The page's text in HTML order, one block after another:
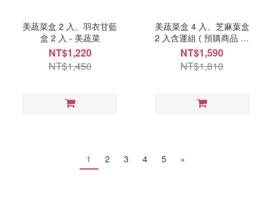
美蔬菜盒 2 入、羽衣甘藍
盒 2 入 - 美蔬菜
NT$1,220
NT$1,450
美蔬菜盒 4 入、芝麻葉盒
2 入含運組 ( 預購商品 每
週一、三出貨 ) - 美蔬菜
NT$1,590
NT$1,810
1 2 3 4 5 »